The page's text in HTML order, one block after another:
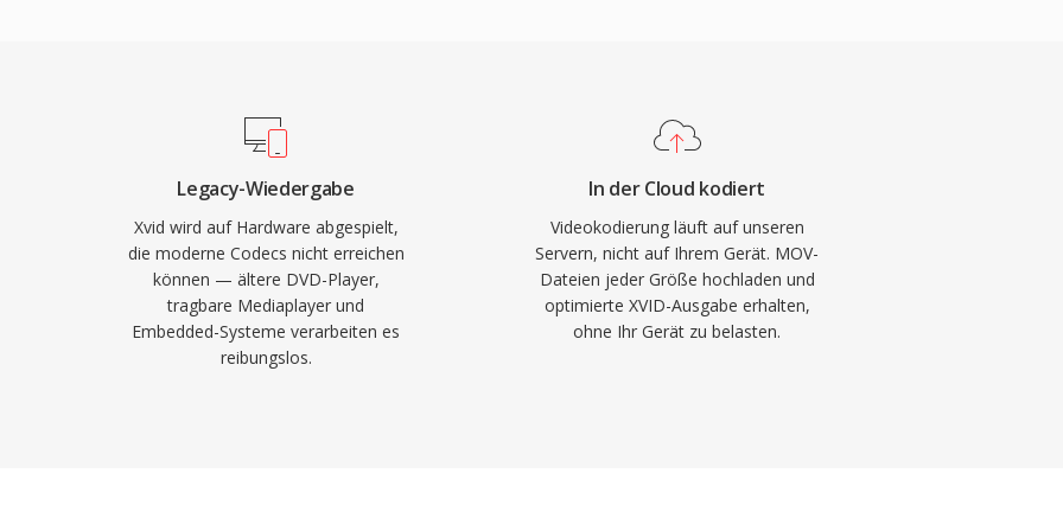
Xvid-kodiertes
gespeichert, kann
verpackt werden. Der
auf vielen
die DivX-
den zugrunde
Legacy-Wiedergabe
Xvid wird auf Hardware abgespielt,
die moderne Codecs nicht erreichen
können — ältere DVD-Player,
tragbare Mediaplayer und
Embedded-Systeme verarbeiten es
reibungslos.
In der Cloud kodiert
Videokodierung läuft auf unseren
Servern, nicht auf Ihrem Gerät. MOV-
Dateien jeder Größe hochladen und
optimierte XVID-Ausgabe erhalten,
ohne Ihr Gerät zu belasten.